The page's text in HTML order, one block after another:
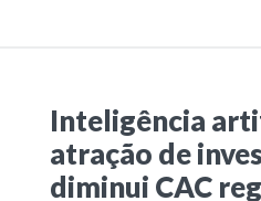
Inteligência
atração de
diminui CAC